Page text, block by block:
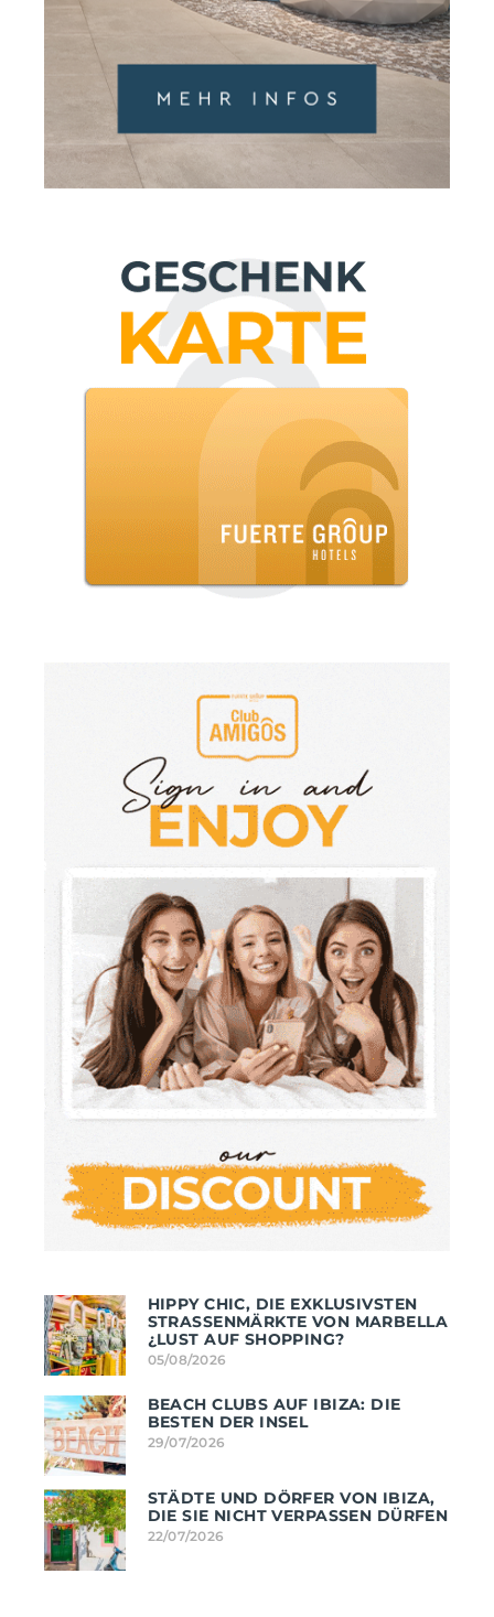
HIPPY CHIC, DIE EXKLUSIVSTEN
STRASSENMÄRKTE VON MARBELLA ¿
LUST AUF SHOPPING?
05/08/2026
BEACH CLUBS AUF IBIZA: DIE
BESTEN DER INSEL
29/07/2026
STÄDTE UND DÖRFER VON IBIZA,
DIE SIE NICHT VERPASSEN DÜRFEN
22/07/2026